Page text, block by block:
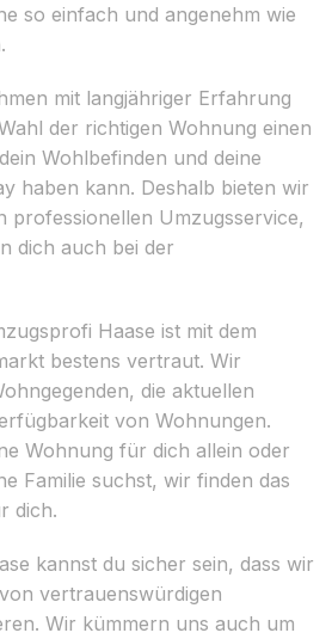
so einfach und angenehm wie
mit langjähriger Erfahrung
der richtigen Wohnung einen
Wohlbefinden und deine
haben kann. Deshalb bieten wir
professionellen Umzugsservice,
dich auch bei der
Haase ist mit dem
bestens vertraut. Wir
die aktuellen
von Wohnungen.
Wohnung für dich allein oder
Familie suchst, wir finden das
dich.
kannst du sicher sein, dass wir
vertrauenswürdigen
Wir kümmern uns auch um